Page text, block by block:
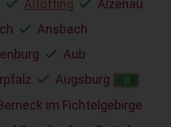
Altötting
Alzenau
Ansbach
Aub
Augsburg B
im Fichtelgebirge